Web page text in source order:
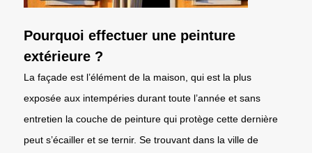
Pourquoi effectuer une peinture
extérieure ?
La façade est l’élément de la maison, qui est la plus
exposée aux intempéries durant toute l’année et sans
entretien la couche de peinture qui protège cette dernière
peut s’écailler et se ternir. Se trouvant dans la ville de